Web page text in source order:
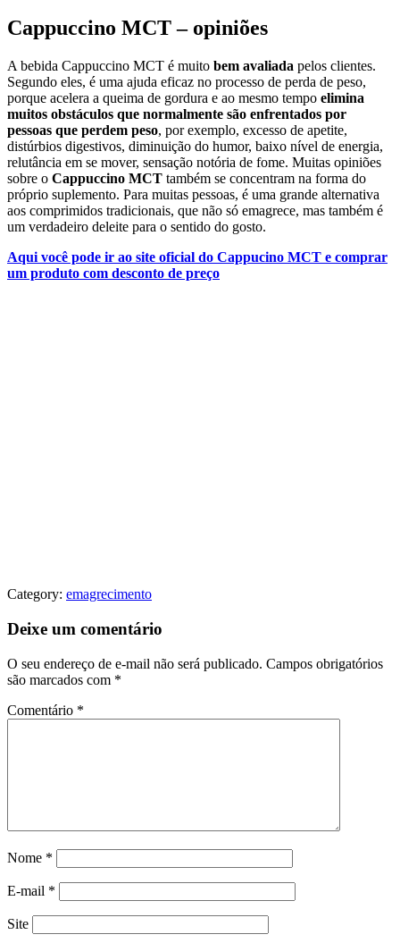
Cappuccino MCT – opiniões
A bebida Cappuccino MCT é muito bem avaliada pelos clientes.
Segundo eles, é uma ajuda eficaz no processo de perda de peso,
porque acelera a queima de gordura e ao mesmo tempo elimina
muitos obstáculos que normalmente são enfrentados por
pessoas que perdem peso, por exemplo, excesso de apetite,
distúrbios digestivos, diminuição do humor, baixo nível de energia,
relutância em se mover, sensação notória de fome. Muitas opiniões
sobre o Cappuccino MCT também se concentram na forma do
próprio suplemento. Para muitas pessoas, é uma grande alternativa
aos comprimidos tradicionais, que não só emagrece, mas também é
um verdadeiro deleite para o sentido do gosto.
Aqui você pode ir ao site oficial do Cappucino MCT e comprar
um produto com desconto de preço
Category: emagrecimento
Deixe um comentário
O seu endereço de e-mail não será publicado. Campos obrigatórios
são marcados com *
Comentário *
Nome *
E-mail *
Site